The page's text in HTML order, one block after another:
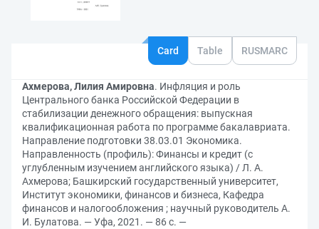
Card Table RUSMARC
Ахмерова, Лилия Амировна. Инфляция и роль
Центрального банка Российской Федерации в
стабилизации денежного обращения: выпускная
квалификационная работа по программе бакалавриата.
Направление подготовки 38.03.01 Экономика.
Направленность (профиль): Финансы и кредит (с
углубленным изучением английского языка) / Л. А.
Ахмерова; Башкирский государственный университет,
Институт экономики, финансов и бизнеса, Кафедра
финансов и налогообложения ; научный руководитель А.
И. Булатова. — Уфа, 2021. — 86 с. —